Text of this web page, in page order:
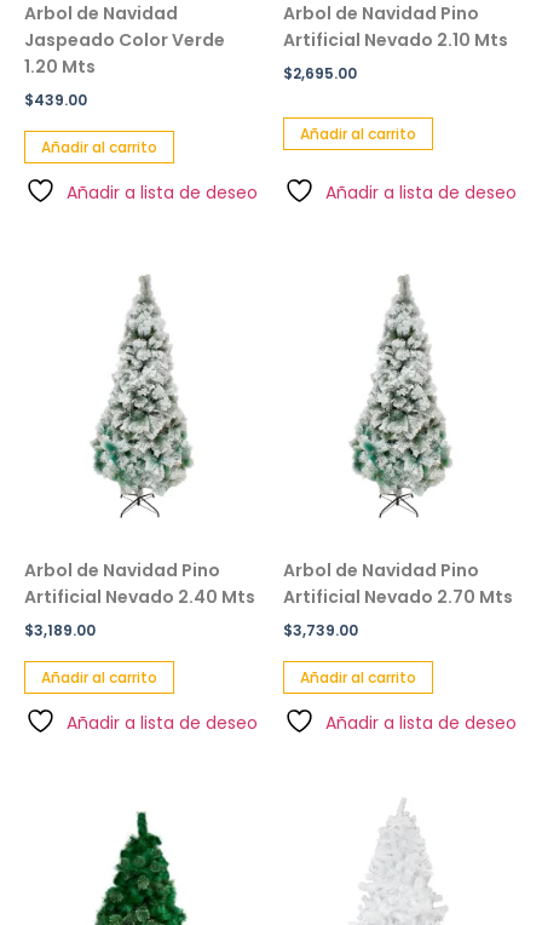
Arbol de Navidad
Jaspeado Color Verde
1.20 Mts
$439.00
Añadir al carrito
Añadir a lista de deseo
Arbol de Navidad Pino
Artificial Nevado 2.10 Mts
$2,695.00
Añadir al carrito
Añadir a lista de deseo
Arbol de Navidad Pino
Artificial Nevado 2.40 Mts
$3,189.00
Añadir al carrito
Añadir a lista de deseo
Arbol de Navidad Pino
Artificial Nevado 2.70 Mts
$3,739.00
Añadir al carrito
Añadir a lista de deseo